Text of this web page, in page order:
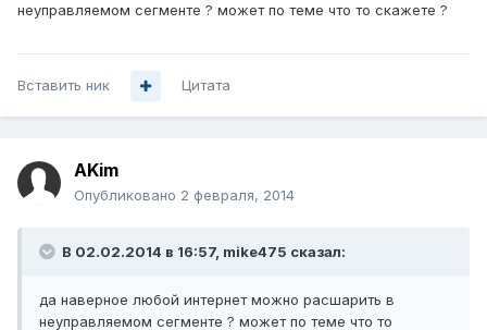
неуправляемом сегменте ? может по теме что то скажете ?
Вставить ник Цитата
AKim
Опубликовано 2 февраля, 2014
В 02.02.2014 в 16:57, mike475 сказал:
да наверное любой интернет можно расшарить в
неуправляемом сегменте ? может по теме что то